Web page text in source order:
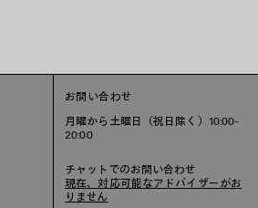
お問い合わせ
月曜から土曜日（祝日除く）10:00-
20:00
チャットでのお問い合わせ
現在、対応可能なアドバイザーがお
りません